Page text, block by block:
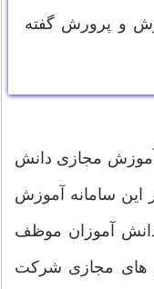
و پرورش گفته
مجازی دانش
این سامانه آموزش
آموزان موظف
های مجازی شرکت